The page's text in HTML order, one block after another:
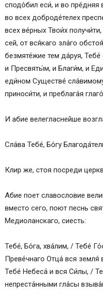
сподо́бил еси́, и во пре́дняя
во всех доброде́телех
всех ве́рных Твои́х
сей, от вся́каго зла́го
безмяте́жие тем да́руя,
и Пресвяты́м, и Благи́м, и
еди́ном Существе́
приноси́ти, и преблага́я
И абие велегласнейше
Сла́ва Тебе́, Бо́гу
Клир же, стоя посреди
Абие поет славословие
вместо сего, поют песнь
Медиоланскаго, сиесть:
Тебе́, Бо́га, хва́лим, / Тебе́
Преве́чнаго Отца́ вся земля́
Тебе́ Небеса́ и вся Си́лы, /
непреста́нными гла́сы